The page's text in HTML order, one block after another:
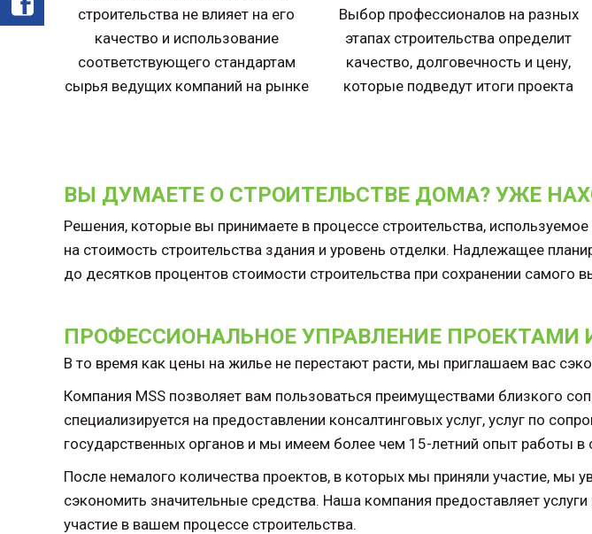
Выбор профессионалов на разных
этапах строительства определит
качество, долговечность и цену,
которые подведут итоги проекта
строительства не влияет на его
качество и использование
соответствующего стандартам
сырья ведущих компаний на рынке
ВЫ ДУМАЕТЕ О СТРОИТЕЛЬСТВЕ ДОМА? УЖЕ
Решения, которые вы принимаете в процессе строительства,
на стоимость строительства здания и уровень отделки. Надлежащее
до десятков процентов стоимости строительства при сохранении самого
ПРОФЕССИОНАЛЬНОЕ УПРАВЛЕНИЕ ПРОЕКТАМИ
В то время как цены на жилье не перестают расти, мы приглашаем вас
Компания MSS позволяет вам пользоваться преимуществами близкого
специализируется на предоставлении консалтинговых услуг, услуг по
государственных органов и мы имеем более чем 15-летний опыт работы в
После немалого количества проектов, в которых мы приняли участие,
сэкономить значительные средства. Наша компания предоставляет
участие в вашем процессе строительства.